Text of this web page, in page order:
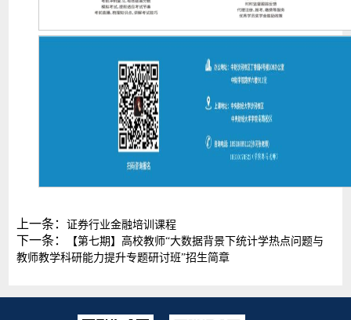
上一条：证券行业金融培训课程
下一条：
【第七期】高校教师“大数据背景下统计学热点问题与
教师教学科研能力提升专题研讨班”招生简章